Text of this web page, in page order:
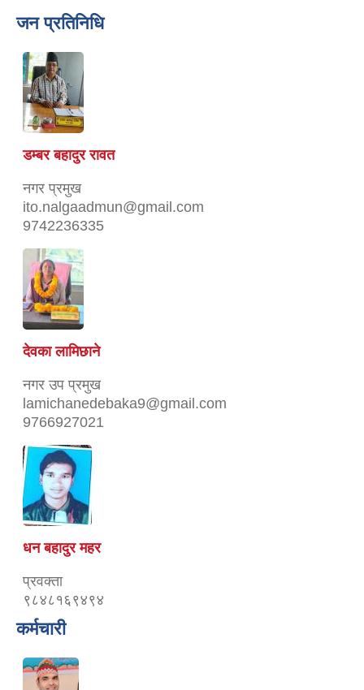
जन प्रतिनिधि
डम्बर बहादुर रावत
नगर प्रमुख
ito.nalgaadmun@gmail.com
9742236335
देवका लामिछाने
नगर उप प्रमुख
lamichanedebaka9@gmail.com
9766927021
धन बहादुर महर
प्रवक्ता
९८४८१६९४९४
कर्मचारी